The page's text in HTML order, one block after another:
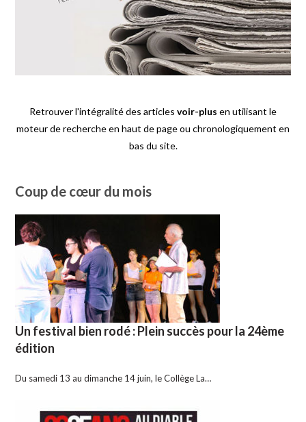
Retrouver l'intégralité des articles voir-plus en utilisant le
moteur de recherche en haut de page ou chronologiquement en
bas du site.
Coup de cœur du mois
Un festival bien rodé : Plein succès pour la 24ème
édition
Du samedi 13 au dimanche 14 juin, le Collège La…